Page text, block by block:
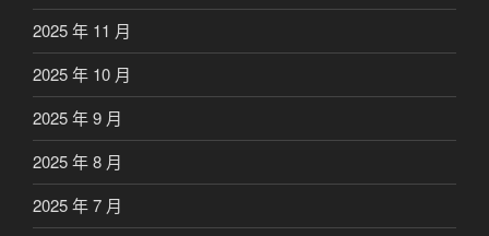
2025 年 11 月
2025 年 10 月
2025 年 9 月
2025 年 8 月
2025 年 7 月